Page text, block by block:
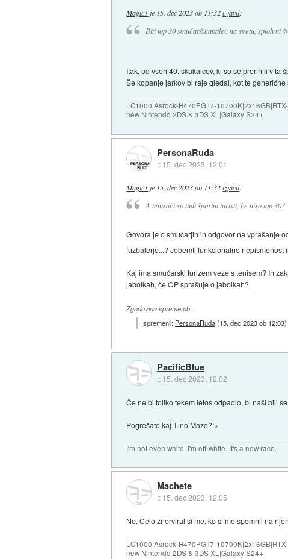
Magic1 je 15. dec 2023 ob 11:32 izjavil:
Biti top 30 smučar/skakalec na svetu, sploh ni
Itak, od vseh 40. skakalcev, ki so se prerinili v ta
Še kopanje jarkov bi raje gledal, kot te generične
LC1000|Asrock-H470PG|i7-
new Nintendo 2DS & 3DS XL|Galaxy S24+
PersonaRuda
:: 15. dec 2023, 12:01
Magic1 je 15. dec 2023 ob 11:32 izjavil:
A tenisači so tudi športni turisti, če niso top 30?
Govora je o smučarjih in odgovor na vprašanje
fuzbalerje...? Jebemti funkcionalno
Kaj ima smučarski turizem veze s tenisem? In
jabolkah, če OP sprašuje o jabolkah?
Zgodovina sprememb…
spremenil: PersonaRuda(15. dec 2023 ob 12:03)
PacificBlue
:: 15. dec 2023, 12:02
Če ne bi toliko tekem letos odpadlo, bi naši bili
Pogrešate kaj Tino Maze?:>
I'm not even white, I'm off-white. It's a new race.
Machete
:: 15. dec 2023, 12:05
Ne. Celo znerviral si me, ko si me spomnil na
LC1000|Asrock-H470PG|i7-
new Nintendo 2DS & 3DS XL|Galaxy S24+